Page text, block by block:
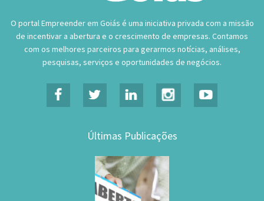
O portal Empreender em Goiás é uma iniciativa privada com a missão
de incentivar a abertura e o crescimento de empresas. Contamos
com os melhores parceiros para gerarmos notícias, análises,
pesquisas, serviços e oportunidades de negócios.